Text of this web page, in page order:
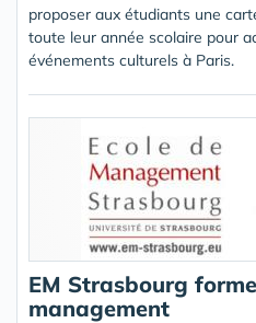
proposer aux étudiants une
toute leur année scolaire pour
événements culturels à Paris.
EM Strasbourg
management